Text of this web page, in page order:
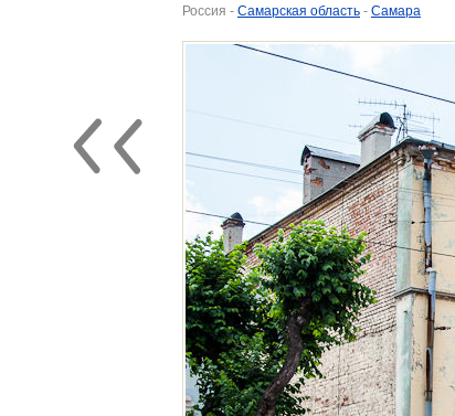
Россия - Самарская область - Самара